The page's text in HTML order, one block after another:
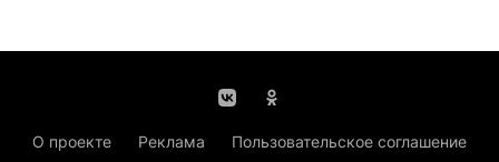
О проекте Реклама
Пользовательское соглашение